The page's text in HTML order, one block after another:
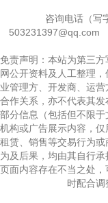
咨询电话（写
503231397@qq.com
免责声明：本站为第三
网公开资料及人工整理
业管理方、开发商、运
合作关系，亦不代表其
部分信息（包括但不限
机构或广告展示内容，仅
租赁、销售等交易行为
为及后果，均由其自行
页面内容存在不当之处
时配合调